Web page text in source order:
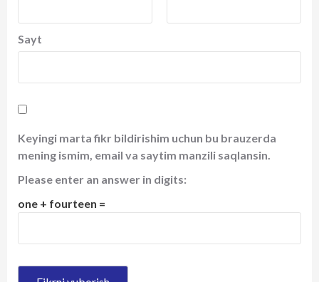
Sayt
Keyingi marta fikr bildirishim uchun bu brauzerda
mening ismim, email va saytim manzili saqlansin.
Please enter an answer in digits:
one + fourteen =